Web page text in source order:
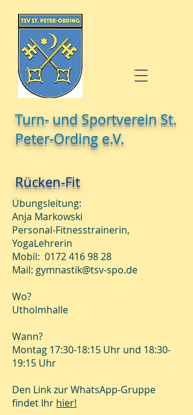
Turn- und Sportverein St.
Peter-Ording e.V.
Rücken-Fit
Übungsleitung:
Anja Markowski
Personal-Fitnesstrainerin,
YogaLehrerin
Mobil: 0172 416 98 28
Mail: gymnastik@tsv-spo.de
Wo?
Utholmhalle
Wann?
Montag 17:30-18:15 Uhr und 18:30-
19:15 Uhr
Den Link zur WhatsApp-Gruppe
findet Ihr hier!